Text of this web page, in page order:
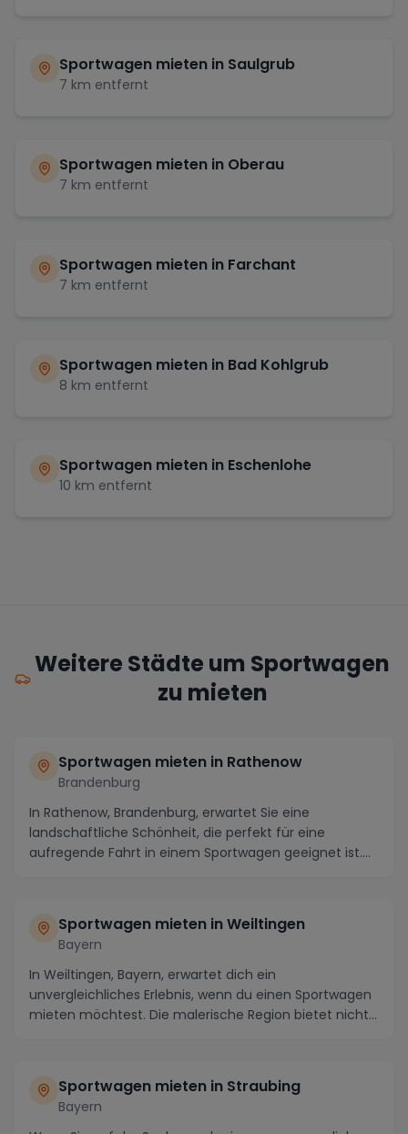
Sportwagen mieten in Saulgrub
7 km entfernt
Sportwagen mieten in Oberau
7 km entfernt
Sportwagen mieten in Farchant
7 km entfernt
Sportwagen mieten in Bad Kohlgrub
8 km entfernt
Sportwagen mieten in Eschenlohe
10 km entfernt
Weitere Städte um Sportwagen
zu mieten
Sportwagen mieten in Rathenow
Brandenburg
In Rathenow, Brandenburg, erwartet Sie eine
landschaftliche Schönheit, die perfekt für eine
aufregende Fahrt in einem Sportwagen geeignet ist.
Sportwagen mieten in Weiltingen
Bayern
In Weiltingen, Bayern, erwartet dich ein
unvergleichliches Erlebnis, wenn du einen Sportwagen
mieten möchtest. Die malerische Region bietet nicht
Sportwagen mieten in Straubing
Bayern